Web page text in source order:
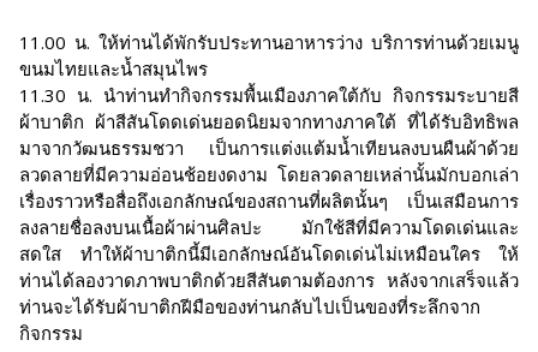
11.00 น. ให้ท่านได้พักรับประทานอาหารว่าง บริการท่านด้วยเมนู
ขนมไทยและน้ำสมุนไพร
11.30 น. นำท่านทำกิจกรรมพื้นเมืองภาคใต้กับ กิจกรรมระบายสี
ผ้าบาติก ผ้าสีสันโดดเด่นยอดนิยมจากทางภาคใต้ ที่ได้รับอิทธิพล
มาจากวัฒนธรรมชวา เป็นการแต่งแต้มน้ำเทียนลงบนผืนผ้าด้วย
ลวดลายที่มีความอ่อนช้อยงดงาม โดยลวดลายเหล่านั้นมักบอกเล่า
เรื่องราวหรือสื่อถึงเอกลักษณ์ของสถานที่ผลิตนั้นๆ เป็นเสมือนการ
ลงลายชื่อลงบนเนื้อผ้าผ่านศิลปะ มักใช้สีที่มีความโดดเด่นและ
สดใส ทำให้ผ้าบาติกนี้มีเอกลักษณ์อันโดดเด่นไม่เหมือนใคร ให้
ท่านได้ลองวาดภาพบาติกด้วยสีสันตามต้องการ หลังจากเสร็จแล้ว
ท่านจะได้รับผ้าบาติกฝีมือของท่านกลับไปเป็นของที่ระลึกจาก
กิจกรรม